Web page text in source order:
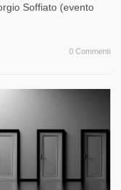
Soffiato (evento
0 Commenti